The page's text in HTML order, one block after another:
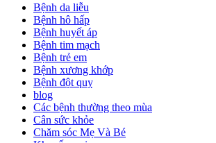
Bệnh da liễu
Bệnh hô hấp
Bệnh huyết áp
Bệnh tim mạch
Bệnh trẻ em
Bệnh xương khớp
Bệnh đột quỵ
blog
Các bệnh thường theo mùa
Cân sức khỏe
Chăm sóc Mẹ Và Bé